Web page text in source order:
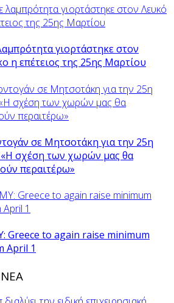
γιορτάστηκε στον
η επέτειος της 25ης Μαρτίου
σε Μητσοτάκη για την 25η
σχέση των χωρών μας θα
περαιτέρω»
Greece to again raise minimum
April 1